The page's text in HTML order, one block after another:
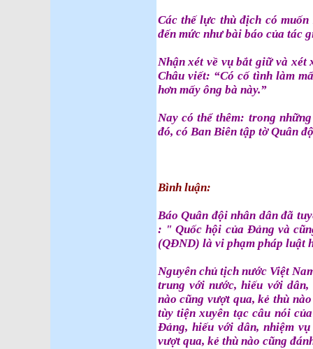
Các thế lực thù địch có
đến mức như bài báo của tác
Nhận xét về vụ bắt giữ và xét
Châu viết: “Có cố tình làm
hơn mấy ông bà này.”
Nay có thể thêm: trong
đó, có Ban Biên tập tờ Quân
Bình luận:
Báo Quân đội nhân dân đã
: " Quốc hội của Đảng và
(QĐND) là vi phạm pháp luật
Nguyên chủ tịch nước Việt
trung với nước, hiếu với
nào cũng vượt qua, kẻ thù
tùy tiện xuyên tạc câu nói
Đảng, hiếu với dân, nhiệm
vượt qua, kẻ thù nào cũng